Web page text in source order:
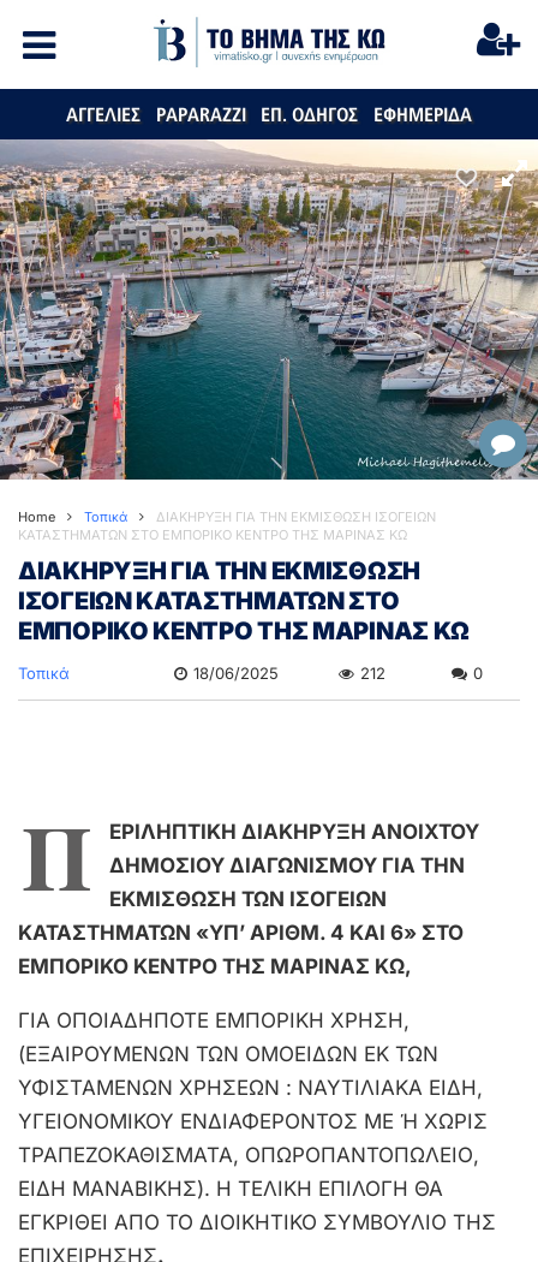
ΑΓΓΕΛΙΕΣ PAPARAZZI ΕΠ. ΟΔΗΓΟΣ ΕΦΗΜΕΡΙΔΑ
Home Τοπικά
ΔΙΑΚΗΡΥΞΗ ΓΙΑ ΤΗΝ ΕΚΜΙΣΘΩΣΗ ΙΣΟΓΕΙΩΝ
ΚΑΤΑΣΤΗΜΑΤΩΝ ΣΤΟ ΕΜΠΟΡΙΚΟ ΚΕΝΤΡΟ ΤΗΣ ΜΑΡΙΝΑΣ ΚΩ
ΔΙΑΚΗΡΥΞΗ ΓΙΑ ΤΗΝ ΕΚΜΙΣΘΩΣΗ
ΙΣΟΓΕΙΩΝ ΚΑΤΑΣΤΗΜΑΤΩΝ ΣΤΟ
ΕΜΠΟΡΙΚΟ ΚΕΝΤΡΟ ΤΗΣ ΜΑΡΙΝΑΣ ΚΩ
Τοπικά 18/06/2025 212 0
Π ΕΡΙΛΗΠΤΙΚΗ ΔΙΑΚΗΡΥΞΗ ΑΝΟΙΧΤΟΥ
ΔΗΜΟΣΙΟΥ ΔΙΑΓΩΝΙΣΜΟΥ ΓΙΑ ΤΗΝ
ΕΚΜΙΣΘΩΣΗ ΤΩΝ ΙΣΟΓΕΙΩΝ
ΚΑΤΑΣΤΗΜΑΤΩΝ «ΥΠ’ ΑΡΙΘΜ. 4 ΚΑΙ 6» ΣΤΟ
ΕΜΠΟΡΙΚΟ ΚΕΝΤΡΟ ΤΗΣ ΜΑΡΙΝΑΣ ΚΩ,
ΓΙΑ ΟΠΟΙΑΔΗΠΟΤΕ ΕΜΠΟΡΙΚΗ ΧΡΗΣΗ,
(ΕΞΑΙΡΟΥΜΕΝΩΝ ΤΩΝ ΟΜΟΕΙΔΩΝ ΕΚ ΤΩΝ
ΥΦΙΣΤΑΜΕΝΩΝ ΧΡΗΣΕΩΝ : ΝΑΥΤΙΛΙΑΚΑ ΕΙΔΗ,
ΥΓΕΙΟΝΟΜΙΚΟΥ ΕΝΔΙΑΦΕΡΟΝΤΟΣ ΜΕ Ή ΧΩΡΙΣ
ΤΡΑΠΕΖΟΚΑΘΙΣΜΑΤΑ, ΟΠΩΡΟΠΑΝΤΟΠΩΛΕΙΟ,
ΕΙΔΗ ΜΑΝΑΒΙΚΗΣ). Η ΤΕΛΙΚΗ ΕΠΙΛΟΓΗ ΘΑ
ΕΓΚΡΙΘΕΙ ΑΠΟ ΤΟ ΔΙΟΙΚΗΤΙΚΟ ΣΥΜΒΟΥΛΙΟ ΤΗΣ
ΕΠΙΧΕΙΡΗΣΗΣ.